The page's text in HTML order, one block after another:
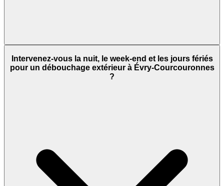
Intervenez-vous la nuit, le week-end et les jours fériés
pour un débouchage extérieur à Évry-Courcouronnes
?